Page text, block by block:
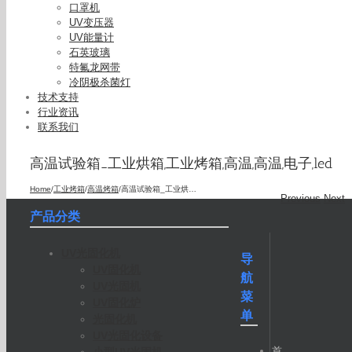
口罩机
UV变压器
UV能量计
石英玻璃
特氟龙网带
冷阴极杀菌灯
技术支持
行业资讯
联系我们
高温试验箱_工业烘箱,工业烤箱,高温,高温,电子,led
Home/工业烤箱/高温烤箱/高温试验箱_工业烘箱,工业烤箱,高温,高温,电子,led
Previous Next
产品分类
导
航
菜
单